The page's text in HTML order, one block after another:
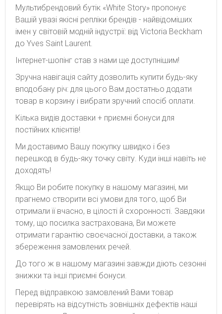
Мультибрендовий бутік «White Story» пропонує
Вашій увазі якісні репліки брендів - найвідоміших
імен у світовій модній індустрії: від Victoria Beckham
до Yves Saint Laurent.
Інтернет-шопінг став з нами ще доступнішим!
Зручна навігація сайту дозволить купити будь-яку
вподобану річ: для цього Вам достатньо додати
товар в корзину і вибрати зручний спосіб оплати.
Кілька видів доставки + приємні бонуси для
постійних клієнтів!
Ми доставимо Вашу покупку швидко і без
перешкод в будь-яку точку світу. Куди інші навіть не
доходять!
Якщо Ви робите покупку в нашому магазині, ми
прагнемо створити всі умови для того, щоб Ви
отримали її вчасно, в цілості й схоронності. Завдяки
тому, що посилка застрахована, Ви можете
отримати гарантію своєчасної доставки, а також
збереження замовлених речей.
До того ж в нашому магазині завжди діють сезонні
знижки та інші приємні бонуси.
Перед відправкою замовлений Вами товар
перевірять на відсутність зовнішніх дефектів наші